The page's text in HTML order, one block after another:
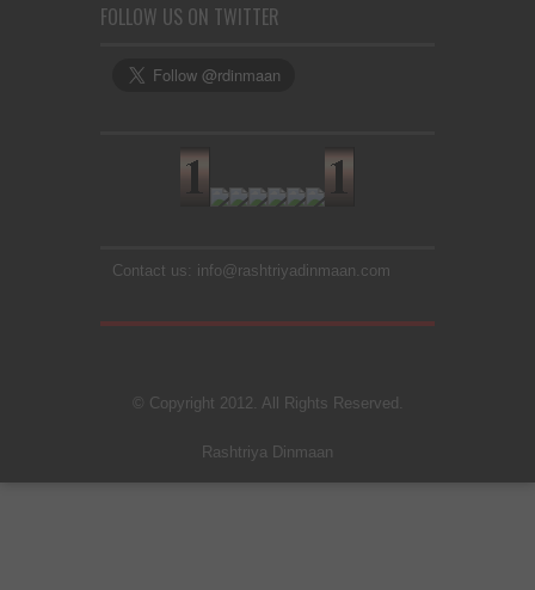
FOLLOW US ON TWITTER
Contact us: info@rashtriyadinmaan.com
© Copyright 2012. All Rights Reserved.
Rashtriya Dinmaan